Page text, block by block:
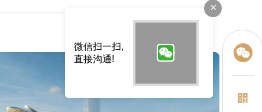
×
微信扫一扫,
直接沟通!